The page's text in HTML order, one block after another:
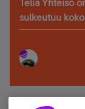
Telia Yhteisö
sulkeutuu